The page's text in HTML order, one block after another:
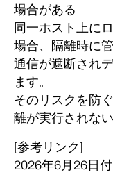
場合がある
同一ホスト上に
場合、隔離時に
通信が遮断され
ます。
そのリスクを防
離が実行されな
[参考リンク]
2026年6月26日